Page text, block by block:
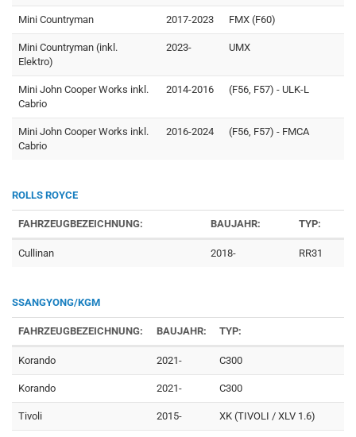
Mini Countryman 2017-2023 FMX (F60)
Mini Countryman (inkl.
Elektro)
2023- UMX
Mini John Cooper Works inkl.
Cabrio
2014-2016 (F56, F57) - ULK-L
Mini John Cooper Works inkl.
Cabrio
2016-2024 (F56, F57) - FMCA
ROLLS ROYCE
FAHRZEUGBEZEICHNUNG: BAUJAHR: TYP:
Cullinan 2018- RR31
SSANGYONG/KGM
FAHRZEUGBEZEICHNUNG: BAUJAHR: TYP:
Korando 2021- C300
Korando 2021- C300
Tivoli 2015- XK (TIVOLI / XLV 1.6)